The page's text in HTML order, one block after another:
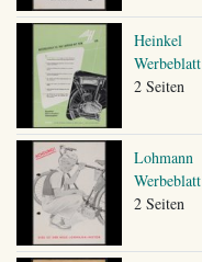
Heinkel
Werbeblatt
2 Seiten
Lohmann
Werbeblatt
2 Seiten